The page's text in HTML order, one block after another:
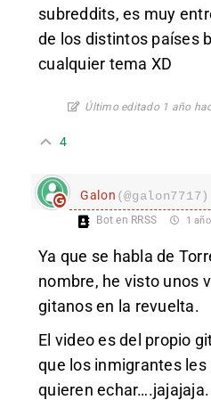
subreddits, es muy
de los distintos países
cualquier tema XD
Último editado 1 año
4
Galon (@galon7717)
Bot en RRSS 1
Ya que se habla de
nombre, he visto unos
gitanos en la revuelta.
El video es del propio
que los inmigrantes les
quieren echar….jajajaja.